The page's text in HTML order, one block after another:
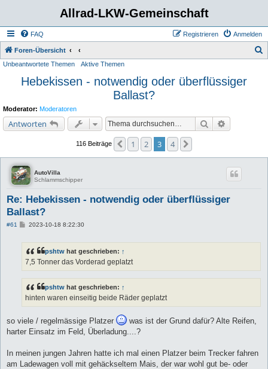
Allrad-LKW-Gemeinschaft
FAQ Anmelden
Registrieren
Foren-Übersicht
Unbeantwortete Themen Aktive Themen
Hebekissen - notwendig oder überflüssiger
Ballast?
Moderator: Moderatoren
Antworten Suche
116 Beiträge Vorherige
1 2 3 4
AutoVilla
Schlammschipper
Re: Hebekissen - notwendig oder überflüssiger
Ballast?
#61
B
r
a
2023-10-18 8:22:30
pshtw hat geschrieben: ↑
7,5 Tonner das Vorderad geplatzt
pshtw hat geschrieben: ↑
hinten waren einseitig beide Räder geplatzt
so viele / regelmässige Platzer
was ist der Grund dafür? Alte Reifen,
harter Einsatz im Feld, Überladung....?
In meinen jungen Jahren hatte ich mal einen Platzer beim Trecker fahren
am Ladewagen voll mit gehäckseltem Mais, der war wohl gut be- oder